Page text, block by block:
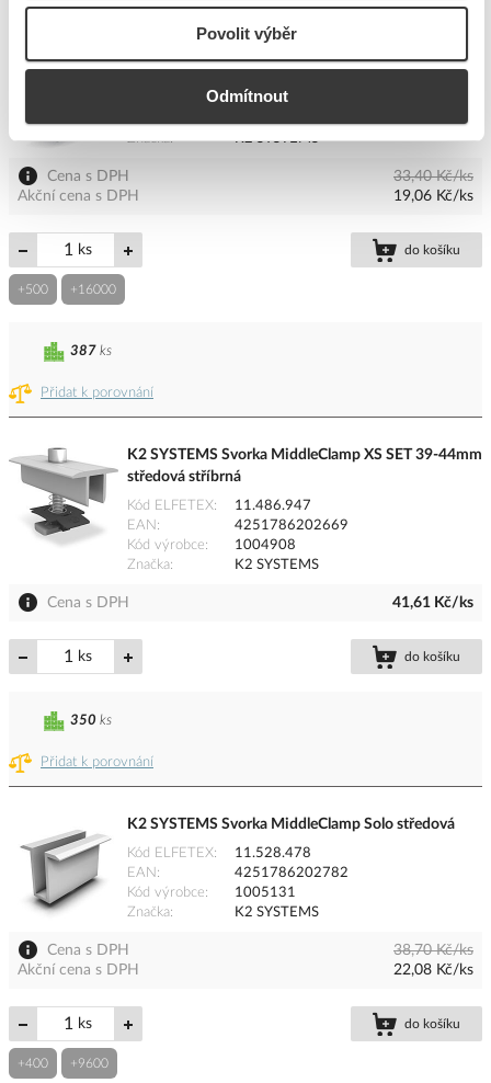
Povolit výběr
Odmítnout
4251786202249
Značka
K2 SYSTEMS
Cena s DPH
33,40 Kč/ks
Akční cena s DPH
19,06 Kč/ks
ks do košíku
+500 +16000
Přidat k porovnání
387 ks
K2 SYSTEMS Svorka MiddleClamp XS SET 39-44mm
středová stříbrná
Kód ELFETEX
11.486.947
EAN
4251786202669
Kód výrobce
1004908
Značka
K2 SYSTEMS
Cena s DPH 41,61 Kč/ks
ks do košíku
Přidat k porovnání
350 ks
K2 SYSTEMS Svorka MiddleClamp Solo středová
Kód ELFETEX
11.528.478
EAN
4251786202782
Kód výrobce
1005131
Značka
K2 SYSTEMS
Cena s DPH
38,70 Kč/ks
Akční cena s DPH
22,08 Kč/ks
ks do košíku
+400 +9600